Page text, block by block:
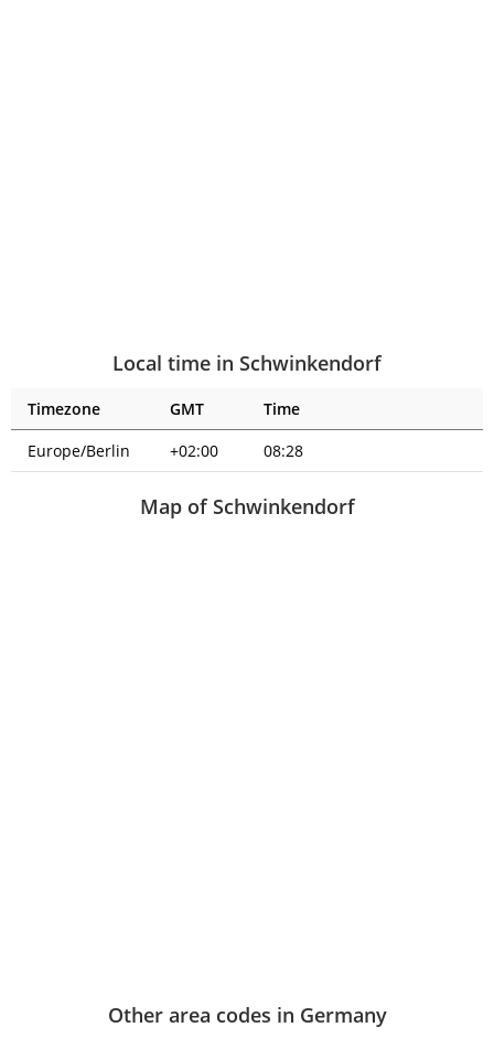
Local time in Schwinkendorf
Timezone GMT
Time
Europe/Berlin
+02:00 08:28
Map of Schwinkendorf
Other area codes in Germany